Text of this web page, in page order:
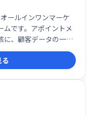
ールインワンマーケ
ムです。アポイントメ
に、顧客データの一元
バージョン率向上を実
ョンチャネルを統合
予約スケジュールの最
ます。